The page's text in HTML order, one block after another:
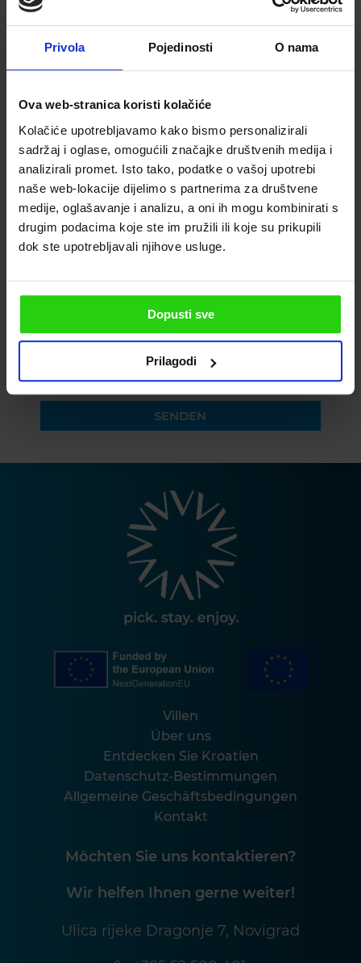
Privola Pojedinosti O nama
Ova web-stranica koristi kolačiće
Kolačiće upotrebljavamo kako bismo personalizirali
sadržaj i oglase, omogućili značajke društvenih medija i
analizirali promet. Isto tako, podatke o vašoj upotrebi
naše web-lokacije dijelimo s partnerima za društvene
medije, oglašavanje i analizu, a oni ih mogu kombinirati s
drugim podacima koje ste im pružili ili koje su prikupili
dok ste upotrebljavali njihove usluge.
Dopusti sve
Prilagodi
Abonnieren Sie unseren
Newsletter
GEBEN SIE BITTE IHRE E-MAIL-ADRESSE AN
BITTE GEBEN SIE IHRE TELEFONNUMMER EIN
Ich akzeptiere die Datenschutzerklärung
SENDEN
Villen
Über uns
Entdecken Sie Kroatien
Datenschutz-Bestimmungen
Allgemeine Geschäftsbedingungen
Kontakt
Möchten Sie uns kontaktieren?
Wir helfen Ihnen gerne weiter!
Ulica rijeke Dragonje 7, Novigrad